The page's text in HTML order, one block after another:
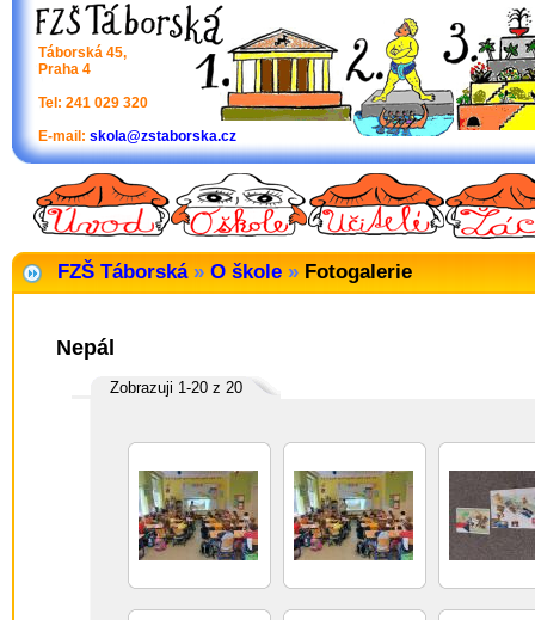
Táborská 45,
Praha 4
Tel: 241 029 320
E-mail: skola@zstaborska.cz
FZŠ Táborská » O škole » Fotogalerie
Nepál
Zobrazuji 1-20 z 20